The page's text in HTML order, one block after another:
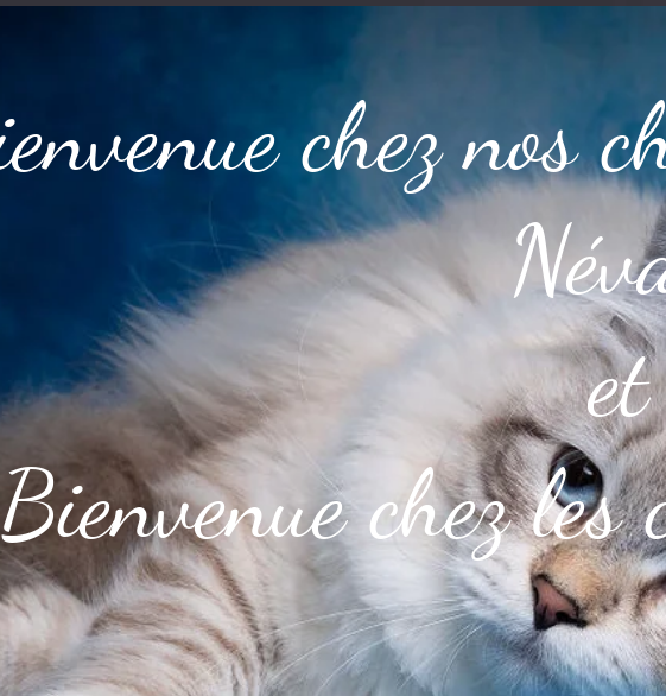
chez nos
Bienvenue chez